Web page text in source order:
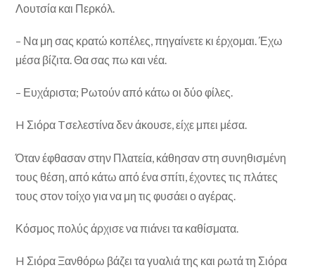
Λουτσία και Περκόλ.
– Να μη σας κρατώ κοπέλες, πηγαίνετε κι έρχομαι. Έχω
μέσα βίζιτα. Θα σας πω και νέα.
– Ευχάριστα; Ρωτούν από κάτω οι δύο φίλες.
H Σιόρα Tσελεστίνα δεν άκουσε, είχε μπει μέσα.
Όταν έφθασαν στην Πλατεία, κάθησαν στη συνηθισμέ­νη
τους θέση, από κάτω από ένα σπίτι, έχοντες τις πλάτες
τους στον τοίχο για να μη τις φυσάει ο αγέρας.
Κόσμος πολύς άρχισε να πιάνει τα καθίσματα.
H Σιόρα Ξανθόρω βάζει τα γυαλιά της και ρωτά τη Σιόρα